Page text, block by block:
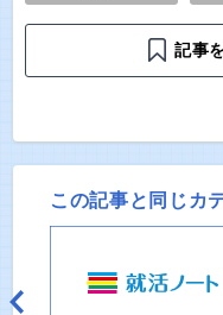
記事
この記事と同じカ